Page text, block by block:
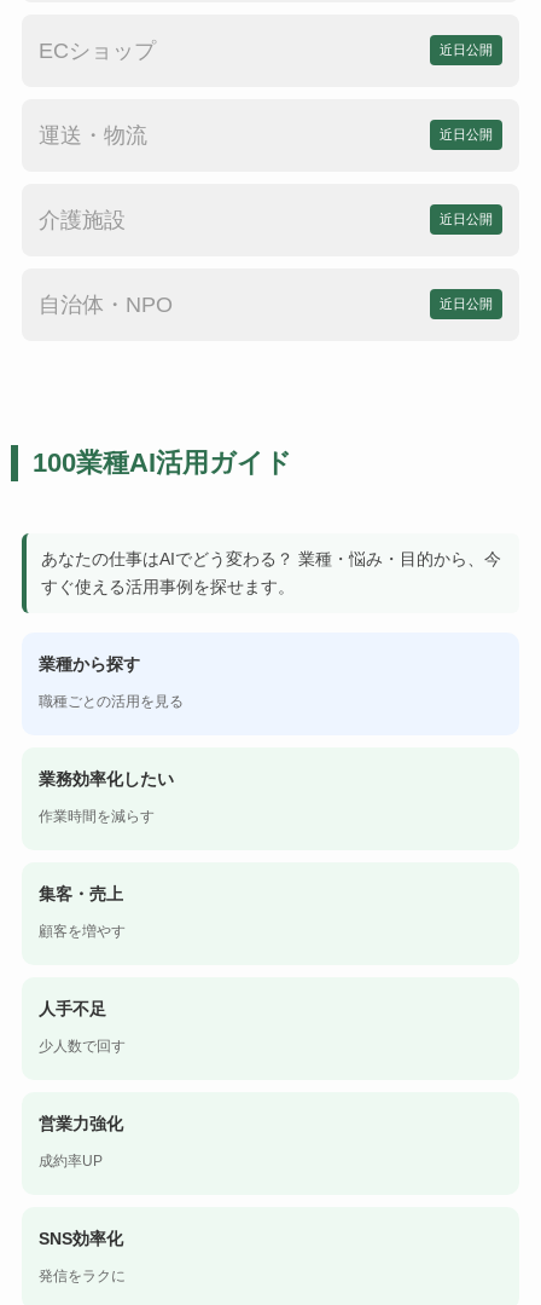
ECショップ 近日公開
運送・物流 近日公開
介護施設 近日公開
自治体・NPO 近日公開
100業種AI活用ガイド
あなたの仕事はAIでどう変わる？ 業種・悩み・目的から、今
すぐ使える活用事例を探せます。
業種から探す
職種ごとの活用を見る
業務効率化したい
作業時間を減らす
集客・売上
顧客を増やす
人手不足
少人数で回す
営業力強化
成約率UP
SNS効率化
発信をラクに